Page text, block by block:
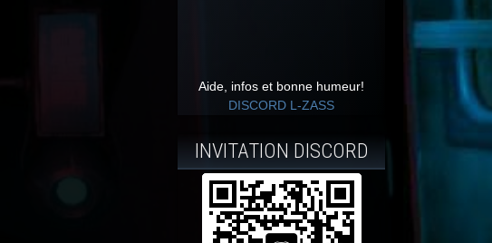
Aide, infos et bonne humeur!
DISCORD L-ZASS
INVITATION DISCORD